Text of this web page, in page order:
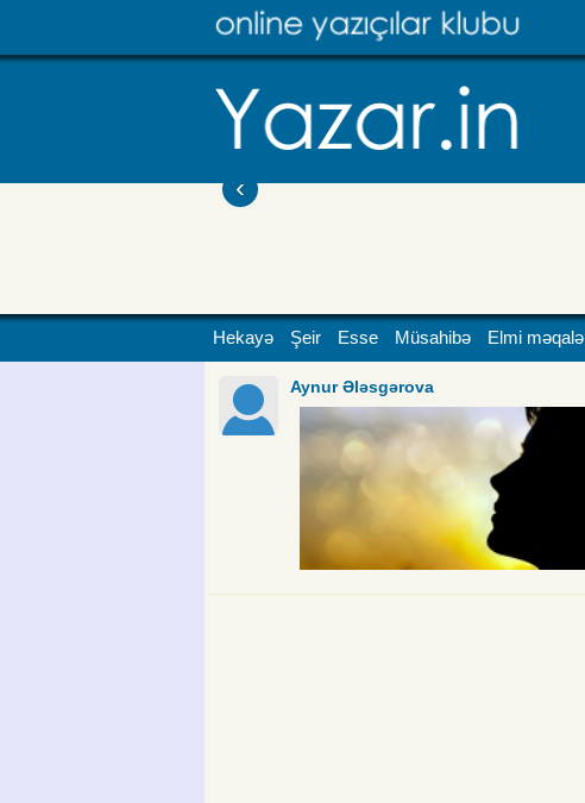
‹
Hekayə Şeir Esse Müsahibə Elmi məqalə
Aynur Ələsgərova